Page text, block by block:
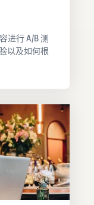
进行 A/B 测
以及如何根